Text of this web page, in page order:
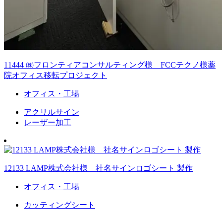
11444 ㈱フロンティアコンサルティング様 FCCテクノ様薬
院オフィス移転プロジェクト
オフィス・工場
アクリルサイン
レーザー加工
12133 LAMP株式会社様 社名サインロゴシート 製作
オフィス・工場
カッティングシート